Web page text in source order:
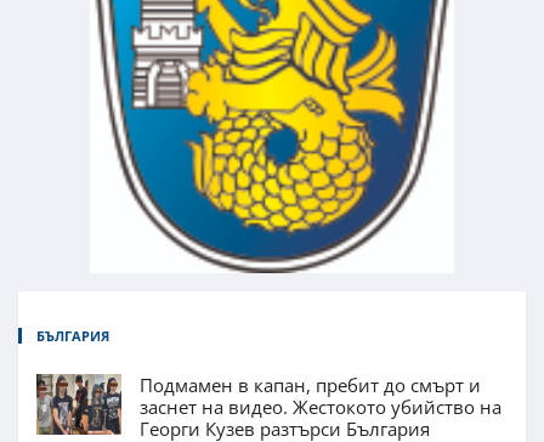
БЪЛГАРИЯ
Подмамен в капан, пребит до смърт и
заснет на видео. Жестокото убийство на
Георги Кузев разтърси България